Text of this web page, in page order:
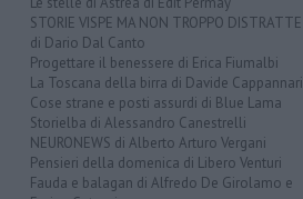
STORIE VISPE MA NON TROPPO DISTRATTE
di Dario Dal Canto
Progettare il benessere di Erica Fiumalbi
La Toscana della birra di Davide Cappannari
Cose strane e posti assurdi di Blue Lama
Storielba di Alessandro Canestrelli
NEURONEWS di Alberto Arturo Vergani
Pensieri della domenica di Libero Venturi
Fauda e balagan di Alfredo De Girolamo e